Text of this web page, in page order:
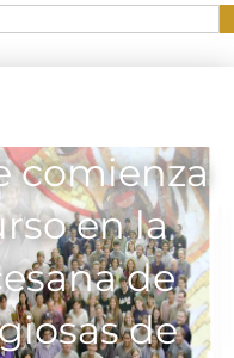
comienza
en la
de
de